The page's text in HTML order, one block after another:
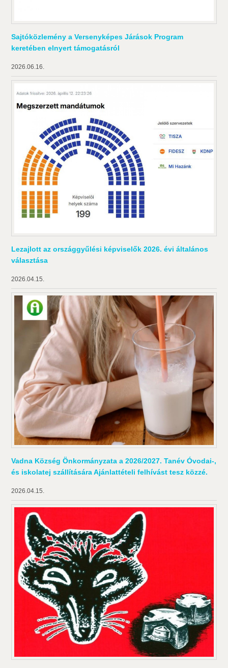
Sajtóközlemény a Versenyképes Járások Program
keretében elnyert támogatásról
2026.06.16.
Lezajlott az országgyűlési képviselők 2026. évi általános
választása
2026.04.15.
Vadna Község Önkormányzata a 2026/2027. Tanév Óvodai-,
és iskolatej szállítására Ajánlattételi felhívást tesz közzé.
2026.04.15.